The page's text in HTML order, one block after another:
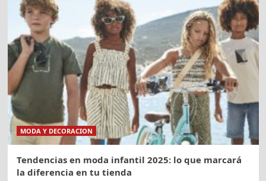
MODA Y DECORACION
Tendencias en moda infantil 2025: lo que marcará
la diferencia en tu tienda